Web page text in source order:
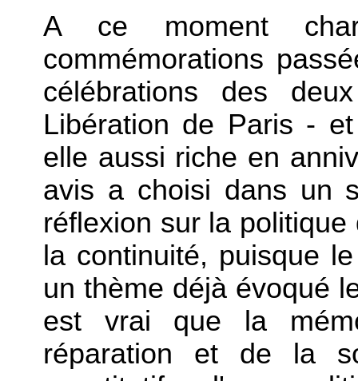
A ce moment
commémorations
célébrations des
Libération de Paris -
elle aussi riche en
avis a choisi dans un
réflexion sur la
la continuité, puisque
un thème déjà évoqué
est vrai que la
réparation et de la